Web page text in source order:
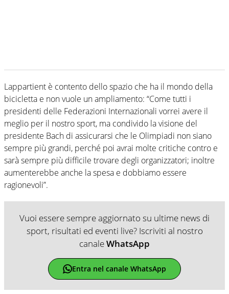
Lappartient è contento dello spazio che ha il mondo della
bicicletta e non vuole un ampliamento: “Come tutti i
presidenti delle Federazioni Internazionali vorrei avere il
meglio per il nostro sport, ma condivido la visione del
presidente Bach di assicurarsi che le Olimpiadi non siano
sempre più grandi, perché poi avrai molte critiche contro e
sarà sempre più difficile trovare degli organizzatori; inoltre
aumenterebbe anche la spesa e dobbiamo essere
ragionevoli”.
Vuoi essere sempre aggiornato su ultime news di
sport, risultati ed eventi live? Iscriviti al nostro
canaleWhatsApp
Entra nel canale WhatsApp